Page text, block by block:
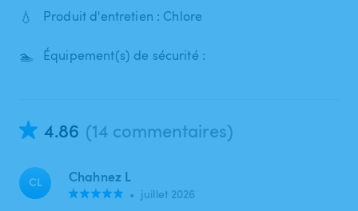
💧 Produit d'entretien : Chlore
🏊 Équipement(s) de sécurité :
4.86 (14 commentaires)
CL Chahnez L
• juillet 2026